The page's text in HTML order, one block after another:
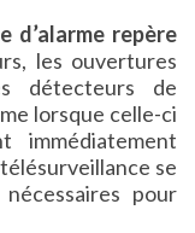
d’alarme repère
les ouvertures
détecteurs de
lorsque celle-ci
immédiatement
se
pour